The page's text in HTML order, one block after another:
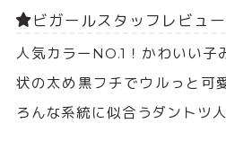
ビガールスタッフレビュ
人気カラーNO.1！かわいい子
状の太め黒フチでウルっと可
ろんな系統に似合うダントツ